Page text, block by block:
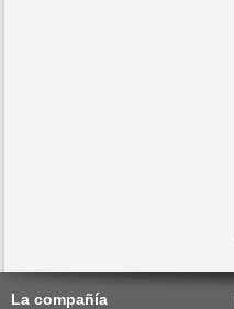
La compañía